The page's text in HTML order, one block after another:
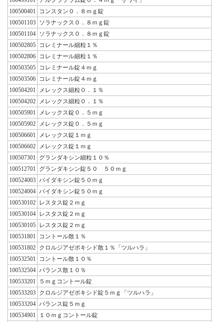
100500401
コンスタン０．８ｍｇ錠
100501103 ソラナックス０．８ｍｇ錠
100501104 ソラナックス０．８ｍｇ錠
100502805
コレミナール細粒１％
100502806
コレミナール細粒１％
100503505
コレミナール錠４ｍｇ
100503506
コレミナール錠４ｍｇ
100504201
メレックス細粒０．１％
100504202
メレックス細粒０．１％
100505901
メレックス錠０．５ｍｇ
100505902
メレックス錠０．５ｍｇ
100506601
メレックス錠１ｍｇ
100506602
メレックス錠１ｍｇ
100507301
グランダキシン細粒１０％
100512701
グランダキシン錠５０ ５０ｍｇ
100524003 バイダキシン錠５０ｍｇ
100524004 バイダキシン錠５０ｍｇ
100530102 レスタス錠２ｍｇ
100530104 レスタス錠２ｍｇ
100530105 レスタス錠２ｍｇ
100531801
コントール散１％
100531802 クロルジアゼポキシド散１％「ツルハラ」
100532501
コントール散１０％
100532504 バランス散１０％
100533201
５ｍｇコントール錠
100533203 クロルジアゼポキシド錠５ｍｇ「ツルハラ」
100533204 バランス錠５ｍｇ
100534901
１０ｍｇコントール錠